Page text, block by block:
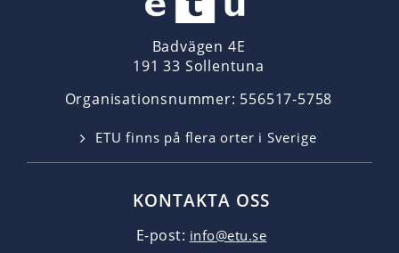
Badvägen 4E
191 33 Sollentuna
Organisationsnummer: 556517-5758
ETU finns på flera orter i Sverige
KONTAKTA OSS
E-post: info@etu.se